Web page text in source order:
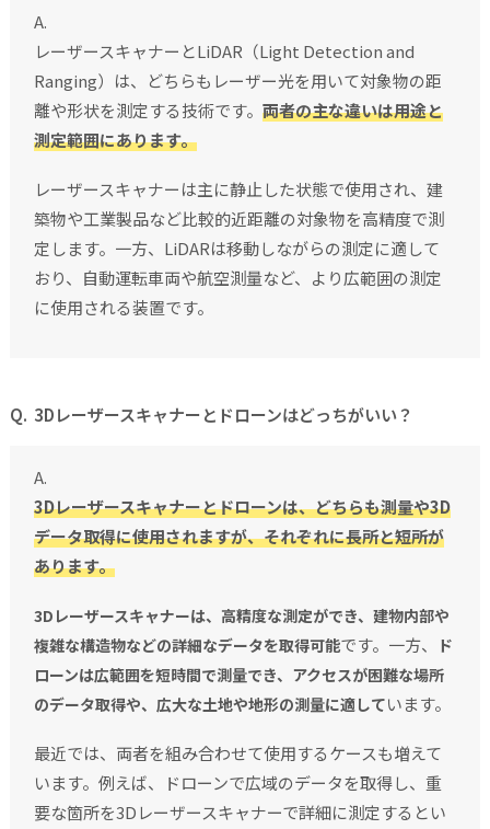
レーザースキャナーとLiDAR（Light Detection and
Ranging）は、どちらもレーザー光を用いて対象物の距
離や形状を測定する技術です。両者の主な違いは用途と
測定範囲にあります。
レーザースキャナーは主に静止した状態で使用され、建
築物や工業製品など比較的近距離の対象物を高精度で測
定します。一方、LiDARは移動しながらの測定に適して
おり、自動運転車両や航空測量など、より広範囲の測定
に使用される装置です。
3Dレーザースキャナーとドローンはどっちがいい？
3Dレーザースキャナーとドローンは、どちらも測量や3D
データ取得に使用されますが、それぞれに長所と短所が
あります。
3Dレーザースキャナーは、高精度な測定ができ、建物内部や
複雑な構造物などの詳細なデータを取得可能です。一方、
ド
ローンは広範囲を短時間で測量でき、アクセスが困難な場所
のデータ取得や、広大な土地や地形の測量に適しています。
最近では、両者を組み合わせて使用するケースも増えて
います。例えば、ドローンで広域のデータを取得し、重
要な箇所を3Dレーザースキャナーで詳細に測定するとい